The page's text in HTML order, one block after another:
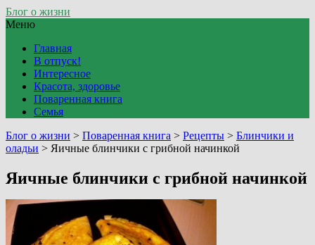
Блог о жизни
Меню
Главная
В отпуск!
Интересное
Красота, здоровье
Поваренная книга
Семья
Блог о жизни > Поваренная книга > Рецепты > Блинчики и
оладьи > Яичные блинчики с грибной начинкой
Яичные блинчики с грибной начинкой